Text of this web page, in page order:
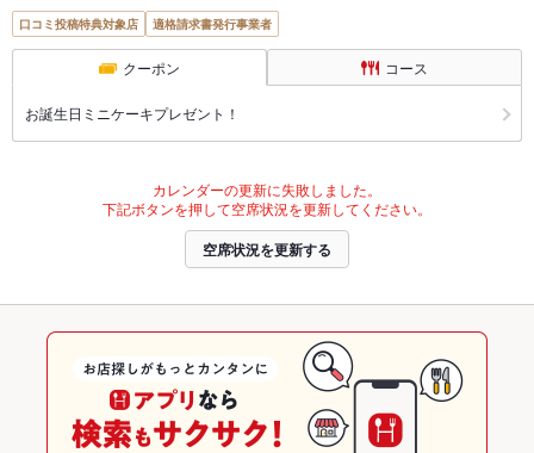
口コミ投稿特典対象店 適格請求書発行事業者
クーポン コース
お誕生日ミニケーキプレゼント！
カレンダーの更新に失敗しました。
下記ボタンを押して空席状況を更新してください。
空席状況を更新する